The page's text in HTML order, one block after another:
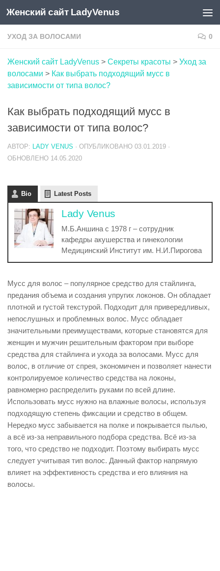
Skip to content
Женский сайт LadyVenus
УХОД ЗА ВОЛОСАМИ 0
Женский сайт LadyVenus > Секреты красоты > Уход за
волосами > Как выбрать подходящий мусс в
зависимости от типа волос?
Как выбрать подходящий мусс в
зависимости от типа волос?
АВТОР: LADY VENUS · ОПУБЛИКОВАНО 03.01.2019 ·
ОБНОВЛЕНО 14.05.2020
Bio Latest Posts
Lady Venus
М.Б.Аншина с 1978 г – сотрудник
кафедры акушерства и гинекологии
Медицинский Институт им. Н.И.Пирогова
Мусс для волос – популярное средство для стайлинга,
предания объема и создания упругих локонов. Он обладает
плотной и густой текстурой. Подходит для привередливых,
непослушных и проблемных волос. Мусс обладает
значительными преимуществами, которые становятся для
женщин и мужчин решительным фактором при выборе
средства для стайлинга и ухода за волосами. Мусс для
волос, в отличие от спрея, экономичен и позволяет нанести
контролируемое количество средства на локоны,
равномерно распределить руками по всей длине.
Использовать мусс нужно на влажные волосы, используя
подходящую степень фиксации и средство в общем.
Нередко мусс забывается на полке и покрывается пылью,
а всё из-за неправильного подбора средства. Всё из-за
того, что средство не подходит. Поэтому выбирать мусс
следует учитывая тип волос. Данный фактор напрямую
влияет на эффективность средства и его влияния на
волосы.